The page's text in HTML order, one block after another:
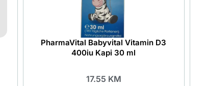
PharmaVital Babyvital Vitamin D3
400iu Kapi 30 ml
17.55 KM